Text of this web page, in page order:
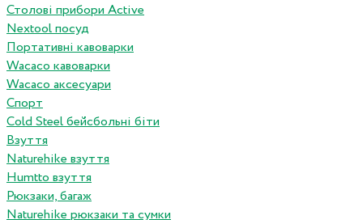
Столові прибори Active
Nextool посуд
Портативні кавоварки
Wacaco кавоварки
Wacaco аксесуари
Спорт
Cold Steel бейсбольні біти
Взуття
Naturehike взуття
Humtto взуття
Рюкзаки, багаж
Naturehike рюкзаки та сумки